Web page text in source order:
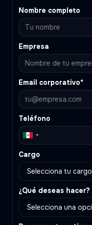
Nombre completo
Empresa
Email corporativo*
Teléfono
Cargo
¿Qué deseas hacer?